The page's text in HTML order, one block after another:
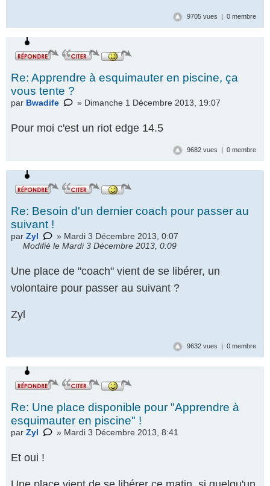
9705 vues | 0 membre
Re: Apprendre à esquimauter en piscine, ça
vous tente ?
par Bwadife » Dimanche 1 Décembre 2013, 19:07
Pour moi c'est un riot edge 14.5
9682 vues | 0 membre
Re: Besoin d'un dernier coach pour passer au
suivant !
par Zyl
» Mardi 3 Décembre 2013, 0:07
Modifié le Mardi 3 Décembre 2013, 0:09
Une place de "coach" vient de se libérer, un
volontaire pour passer au suivant ?
Zyl
9632 vues | 0 membre
Re: Une place disponible pour "Apprendre à
esquimauter en piscine" !
par Zyl » Mardi 3 Décembre 2013, 8:41
Et oui !